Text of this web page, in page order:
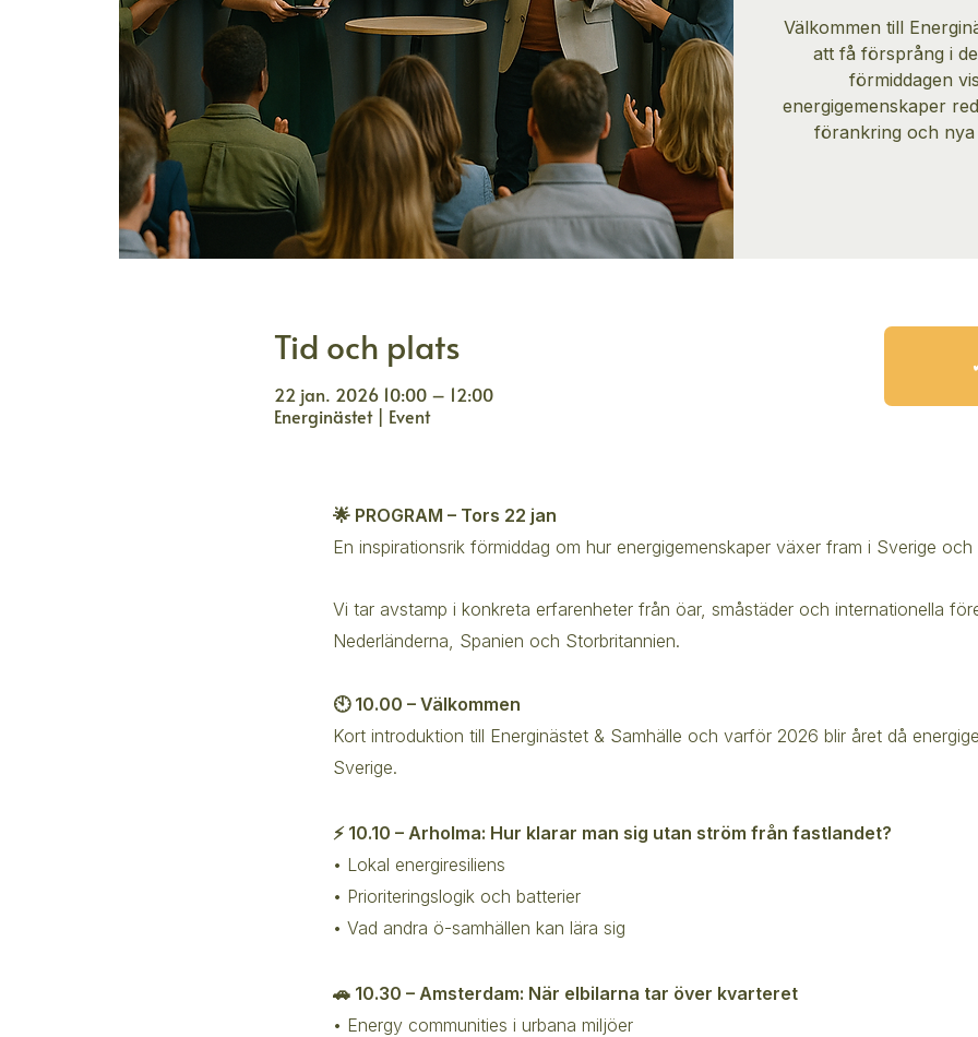
Välkommen till
att få försprång i
förmiddagen
energigemenskaper
förankring och nya
Tid och plats
22 jan. 2026 10:00 – 12:00
Energinästet | Event
🌟 PROGRAM – Tors 22 jan
En inspirationsrik förmiddag om hur energigemenskaper växer fram i Sverige och
Vi tar avstamp i konkreta erfarenheter från öar, småstäder och internationella
Nederländerna, Spanien och Storbritannien.
🕙 10.00 – Välkommen
Kort introduktion till Energinästet & Samhälle och varför 2026 blir året då
Sverige.
⚡ 10.10 – Arholma: Hur klarar man sig utan ström från fastlandet?
• Lokal energiresiliens
• Prioriteringslogik och batterier
• Vad andra ö-samhällen kan lära sig
🚗 10.30 – Amsterdam: När elbilarna tar över kvarteret
• Energy communities i urbana miljöer